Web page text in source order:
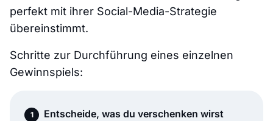
perfekt mit ihrer Social-Media-Strategie
übereinstimmt.
Schritte zur Durchführung eines einzelnen
Gewinnspiels:
Entscheide, was du verschenken wirst